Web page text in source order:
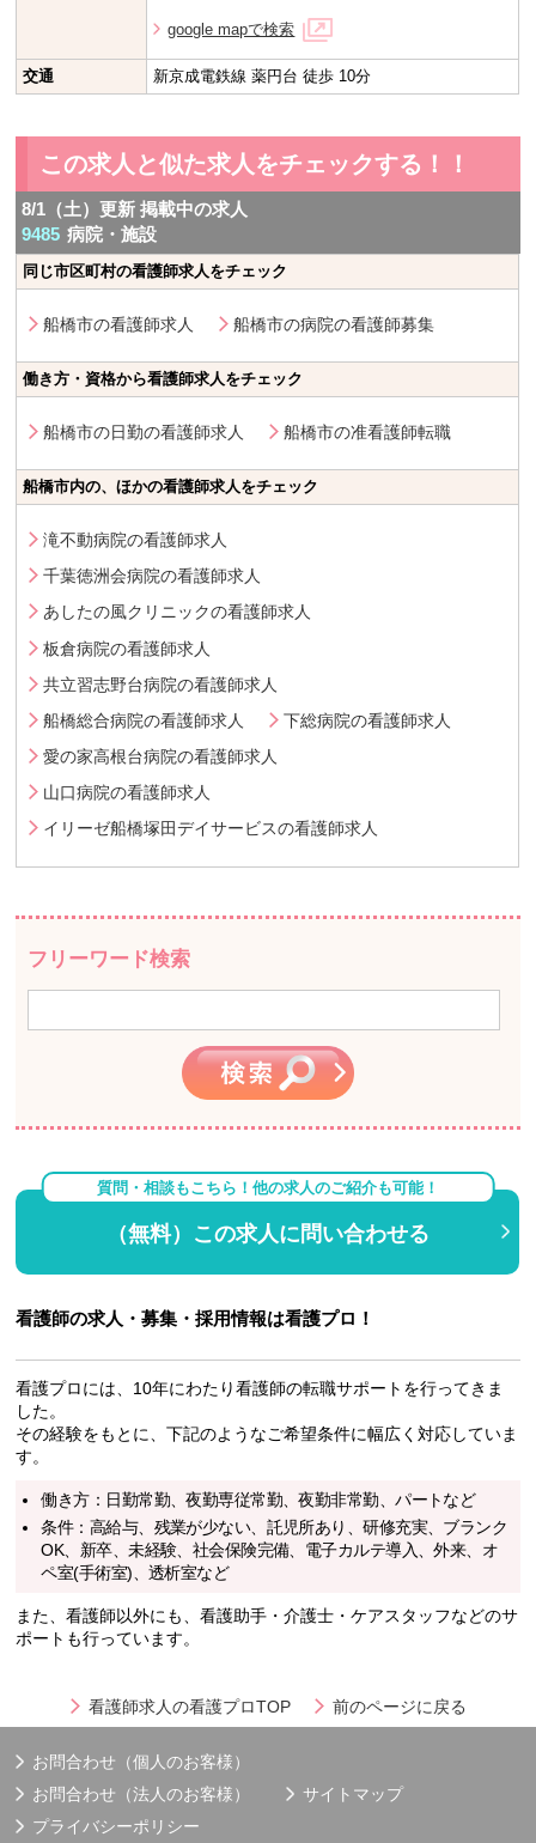
google mapで検索
交通 新京成電鉄線 薬円台 徒歩 10分
この求人と似た求人をチェックする！！
8/1（土）更新 掲載中の求人
9485 病院・施設
同じ市区町村の看護師求人をチェック
船橋市の看護師求人 船橋市の病院の看護師募集
働き方・資格から看護師求人をチェック
船橋市の日勤の看護師求人 船橋市の准看護師転職
船橋市内の、ほかの看護師求人をチェック
滝不動病院の看護師求人
千葉徳洲会病院の看護師求人
あしたの風クリニックの看護師求人
板倉病院の看護師求人
共立習志野台病院の看護師求人
船橋総合病院の看護師求人
下総病院の看護師求人
愛の家高根台病院の看護師求人
山口病院の看護師求人
イリーゼ船橋塚田デイサービスの看護師求人
フリーワード検索
質問・相談もこちら！他の求人のご紹介も可能！
（無料）この求人に問い合わせる
看護師の求人・募集・採用情報は看護プロ！
看護プロには、10年にわたり看護師の転職サポートを行ってきま
した。
その経験をもとに、下記のようなご希望条件に幅広く対応していま
す。
働き方：日勤常勤、夜勤専従常勤、夜勤非常勤、パートなど
条件：高給与、残業が少ない、託児所あり、研修充実、ブランク
OK、新卒、未経験、社会保険完備、電子カルテ導入、外来、オ
ペ室(手術室)、透析室など
また、看護師以外にも、看護助手・介護士・ケアスタッフなどのサ
ポートも行っています。
看護師求人の看護プロTOP 前のページに戻る
お問合わせ（個人のお客様）
お問合わせ（法人のお客様）
サイトマップ
プライバシーポリシー